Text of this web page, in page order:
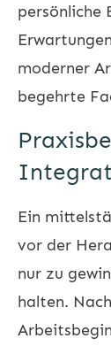
persönliche
moderner
begehrte
Ein
vor der
nur zu
halten.